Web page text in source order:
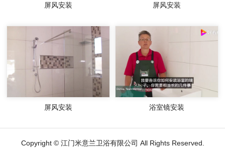
屏风安装 屏风安装
屏风安装 浴室镜安装
Copyright © 江门米意兰卫浴有限公司 All Rights Reserved.